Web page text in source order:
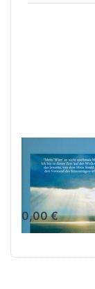
das Buch
wahren
0,00 €